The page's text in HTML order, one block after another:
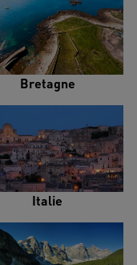
Bretagne
Italie